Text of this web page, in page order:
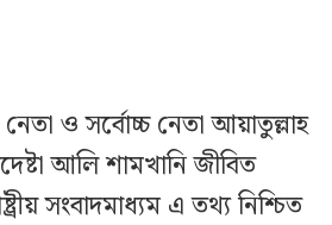
নেতা ও সর্বোচ্চ নেতা আয়াতুল্লাহ
আলি শামখানি জীবিত
সংবাদমাধ্যম এ তথ্য নিশ্চিত